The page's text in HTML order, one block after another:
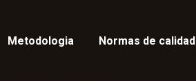
Metodologia Normas de calidad